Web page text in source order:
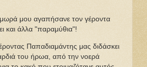
μου αγαπήσανε τον γέροντα
και άλλα "παραμύθια"!
Παπαδιαμάντης μας διδάσκει
του ήρωα, από την νοερά